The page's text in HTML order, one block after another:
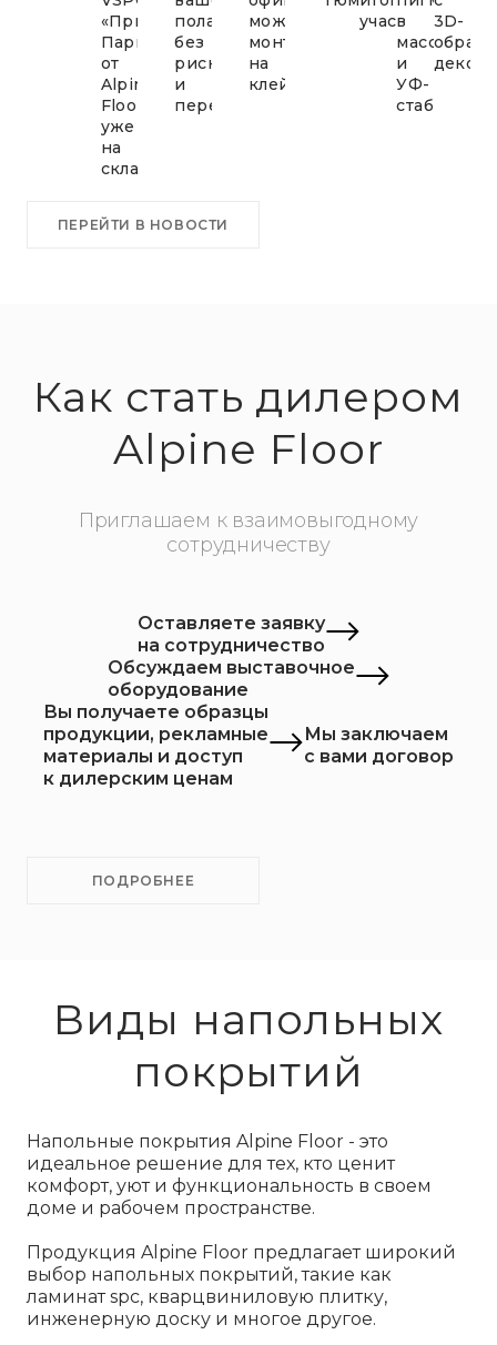
«Приоритет
Паркет»
от
Alpine
Floor
уже
на
складе!
пола
без
рисков
и
переплат!
можно
монтировать
на
клей
участия
в
массе
и
УФ-
3D-
ПЕРЕЙТИ В НОВОСТИ
Как стать дилером
Alpine Floor
Приглашаем к взаимовыгодному
сотрудничеству
Оставляете заявку
на сотрудничество
Обсуждаем выставочное
оборудование
Вы получаете образцы
продукции, рекламные
материалы и доступ
к дилерским ценам
Мы заключаем
с вами договор
ПОДРОБНЕЕ
Виды напольных
покрытий
Напольные покрытия Alpine Floor - это
идеальное решение для тех, кто ценит
комфорт, уют и функциональность в своем
доме и рабочем пространстве.
Продукция Alpine Floor предлагает широкий
выбор напольных покрытий, такие как
ламинат spc, кварцвиниловую плитку,
инженерную доску и многое другое.